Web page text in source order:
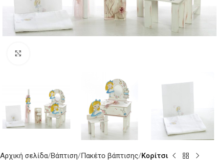
Αρχική σελίδα Βάπτιση Πακέτο βάπτισης Κορίτσι